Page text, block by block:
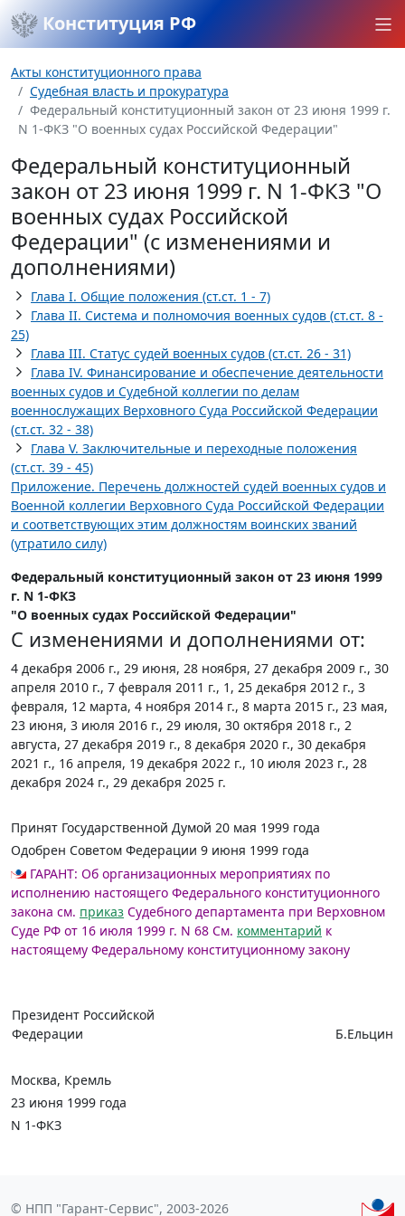
Конституция РФ
Акты конституционного права
Судебная власть и прокуратура
Федеральный конституционный закон от 23 июня 1999 г.
N 1-ФКЗ "О военных судах Российской Федерации"
Федеральный конституционный
закон от 23 июня 1999 г. N 1-ФКЗ "О
военных судах Российской
Федерации" (с изменениями и
дополнениями)
Глава I. Общие положения (ст.ст. 1 - 7)
Глава II. Система и полномочия военных судов (ст.ст. 8 -
25)
Глава III. Статус судей военных судов (ст.ст. 26 - 31)
Глава IV. Финансирование и обеспечение деятельности
военных судов и Судебной коллегии по делам
военнослужащих Верховного Суда Российской Федерации
(ст.ст. 32 - 38)
Глава V. Заключительные и переходные положения
(ст.ст. 39 - 45)
Приложение. Перечень должностей судей военных судов и
Военной коллегии Верховного Суда Российской Федерации
и соответствующих этим должностям воинских званий
(утратило силу)
Федеральный конституционный закон от 23 июня 1999
г. N 1-ФКЗ
"О военных судах Российской Федерации"
С изменениями и дополнениями от:
4 декабря 2006 г., 29 июня, 28 ноября, 27 декабря 2009 г., 30
апреля 2010 г., 7 февраля 2011 г., 1, 25 декабря 2012 г., 3
февраля, 12 марта, 4 ноября 2014 г., 8 марта 2015 г., 23 мая,
23 июня, 3 июля 2016 г., 29 июля, 30 октября 2018 г., 2
августа, 27 декабря 2019 г., 8 декабря 2020 г., 30 декабря
2021 г., 16 апреля, 19 декабря 2022 г., 10 июля 2023 г., 28
декабря 2024 г., 29 декабря 2025 г.
Принят Государственной Думой 20 мая 1999 года
Одобрен Советом Федерации 9 июня 1999 года
ГАРАНТ: Об организационных мероприятиях по
исполнению настоящего Федерального конституционного
закона см. приказ Судебного департамента при Верховном
Суде РФ от 16 июля 1999 г. N 68 См. комментарий к
настоящему Федеральному конституционному закону
Президент Российской
Федерации
Б.Ельцин
Москва, Кремль
23 июня 1999 года
N 1-ФКЗ
© НПП "Гарант-Сервис", 2003-2026